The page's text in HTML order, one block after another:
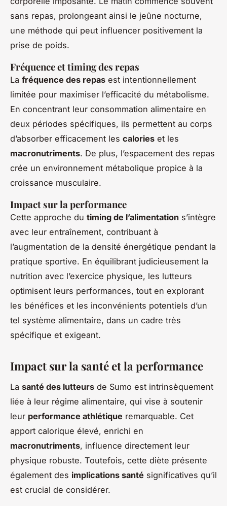
sans repas, prolongeant ainsi le jeûne nocturne,
une méthode qui peut influencer positivement la
prise de poids.
Fréquence et timing des repas
La fréquence des repas est intentionnellement
limitée pour maximiser l’efficacité du métabolisme.
En concentrant leur consommation alimentaire en
deux périodes spécifiques, ils permettent au corps
d’absorber efficacement les calories et les
macronutriments. De plus, l’espacement des repas
crée un environnement métabolique propice à la
croissance musculaire.
Impact sur la performance
Cette approche du timing de l’alimentation s’intègre
avec leur entraînement, contribuant à
l’augmentation de la densité énergétique pendant la
pratique sportive. En équilibrant judicieusement la
nutrition avec l’exercice physique, les lutteurs
optimisent leurs performances, tout en explorant
les bénéfices et les inconvénients potentiels d’un
tel système alimentaire, dans un cadre très
spécifique et exigeant.
Impact sur la santé et la performance
La santé des lutteurs de Sumo est intrinsèquement
liée à leur régime alimentaire, qui vise à soutenir
leur performance athlétique remarquable. Cet
apport calorique élevé, enrichi en
macronutriments, influence directement leur
physique robuste. Toutefois, cette diète présente
également des implications santé significatives qu’il
est crucial de considérer.